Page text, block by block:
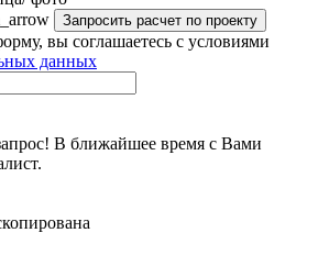
вы соглашаетесь с условиями
данных
В ближайшее время с Вами